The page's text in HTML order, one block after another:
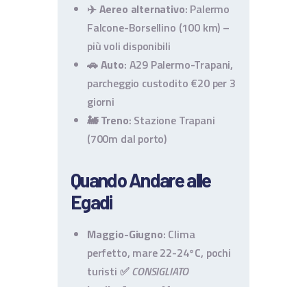
✈️Aereo alternativo: Palermo
Falcone-Borsellino (100 km) –
più voli disponibili
🚗Auto: A29 Palermo-Trapani,
parcheggio custodito €20 per 3
giorni
🚂Treno: Stazione Trapani
(700m dal porto)
Quando Andare alle
Egadi
Maggio-Giugno: Clima
perfetto, mare 22-24°C, pochi
turisti ✅CONSIGLIATO